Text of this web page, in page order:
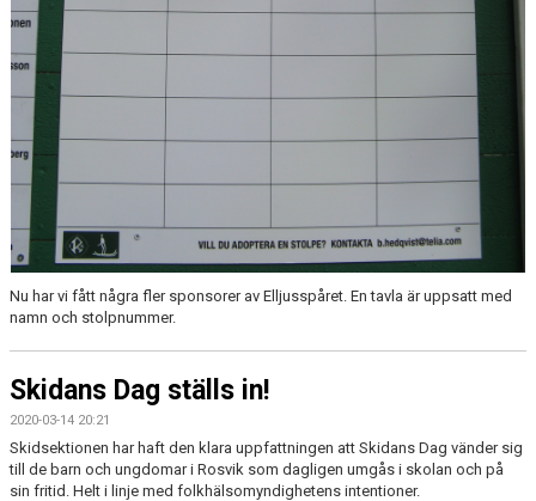
Nu har vi fått några fler sponsorer av Elljusspåret. En tavla är uppsatt med
namn och stolpnummer.
Skidans Dag ställs in!
2020-03-14 20:21
Skidsektionen har haft den klara uppfattningen att Skidans Dag vänder sig
till de barn och ungdomar i Rosvik som dagligen umgås i skolan och på
sin fritid. Helt i linje med folkhälsomyndighetens intentioner.